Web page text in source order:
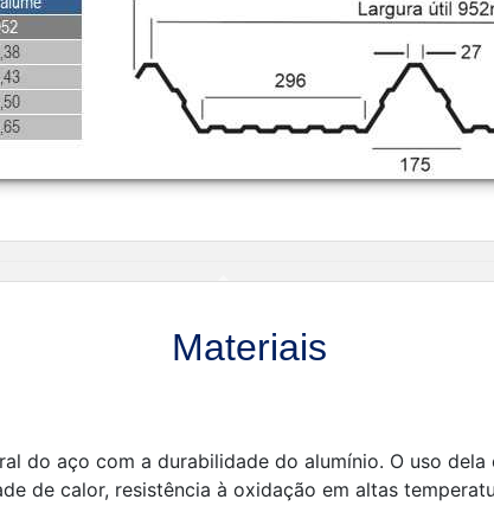
Materiais
do aço com a durabilidade do alumínio. O uso
de calor, resistência à oxidação em altas